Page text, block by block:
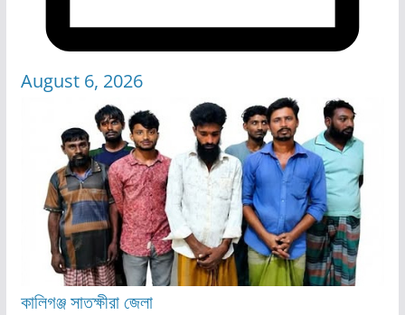
August 6, 2026
কালিগঞ্জসাতক্ষীরা জেলা